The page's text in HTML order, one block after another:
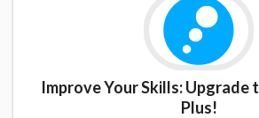
Improve Your Skills: Upgrade
Plus!